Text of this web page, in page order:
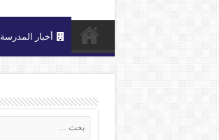
أخبار المدرسة